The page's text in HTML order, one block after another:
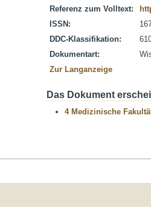
Referenz zum Volltext:
ISSN:
DDC-Klassifikation:
Dokumentart:
Zur Langanzeige
Das Dokument
4 Medizinische